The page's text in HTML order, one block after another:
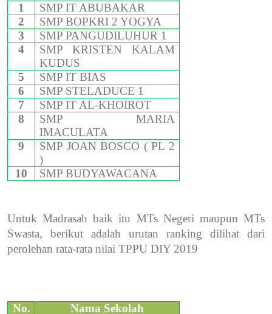
1
SMP IT ABUBAKAR
2
SMP BOPKRI 2 YOGYA
3
SMP PANGUDILUHUR 1
4
SMP KRISTEN KALAM
KUDUS
5
SMP IT BIAS
6
SMP STELADUCE 1
7
SMP IT AL-KHOIROT
8
SMP MARIA
IMACULATA
9
SMP JOAN BOSCO ( PL 2
)
10
SMP BUDYAWACANA
Untuk Madrasah baik itu MTs Negeri maupun MTs
Swasta, berikut adalah urutan ranking dilihat dari
perolehan rata-rata nilai TPPU DIY 2019
No. Nama Sekolah